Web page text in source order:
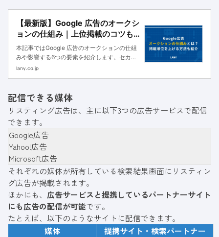
【最新版】Google 広告のオークシ
ョンの仕組み｜上位掲載のコツも
紹介
本記事ではGoogle 広告のオークションの仕組
みや影響する6つの要素を紹介します。セカン
ドプライスオークションによる入札単価の決ま
lany.co.jp
配信できる媒体
リスティング広告は、主に以下3つの広告サービスで配信
できます。
Google広告
Yahoo!広告
Microsoft広告
それぞれの媒体が所有している検索結果画面にリスティン
グ広告が掲載されます。
ほかにも、 広告サービスと提携しているパートナーサイト
にも広告の配信が可能です。
たとえば、以下のようなサイトに配信できます。
媒体
提携サイト・検索パートナー